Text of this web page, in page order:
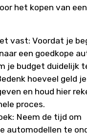
het kopen van
vast: Voordat je
een goedkope
je budget duidelijk
hoeveel geld
en houd hier
proces.
Neem de tijd om
automodellen te